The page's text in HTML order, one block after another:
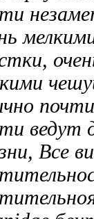
ведут
Все